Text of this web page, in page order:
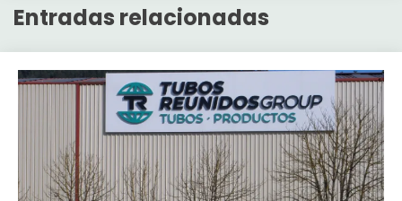
Entradas relacionadas